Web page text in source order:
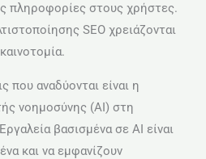
πληροφορίες στους χρήστες.
SEO χρειάζονται
που αναδύονται είναι η
νοημοσύνης (AI) στη
βασισμένα σε AI είναι
και να εμφανίζουν